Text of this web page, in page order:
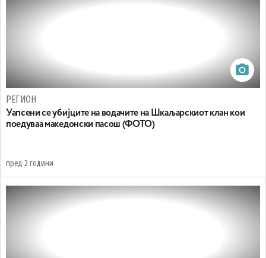
РЕГИОН
Уапсени се убијците на водачите на Шкаљарскиот клан кои
поедуваа македонски пасош (ФОТО)
пред 2 години